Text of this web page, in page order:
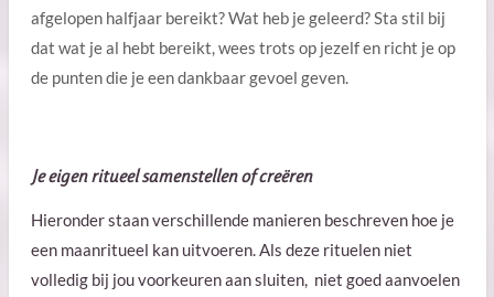
afgelopen halfjaar bereikt? Wat heb je geleerd? Sta stil bij
dat wat je al hebt bereikt, wees trots op jezelf en richt je op
de punten die je een dankbaar gevoel geven.
Je eigen ritueel samenstellen of creëren
Hieronder staan verschillende manieren beschreven hoe je
een maanritueel kan uitvoeren. Als deze rituelen niet
volledig bij jou voorkeuren aan sluiten, niet goed aanvoelen